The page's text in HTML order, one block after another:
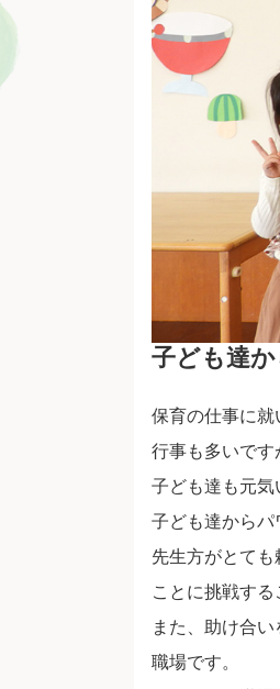
子ども達
保育の仕事に就
行事も多いです
子ども達も元気
子ども達からパ
先生方がとて
ことに挑戦する
また、助け合
職場です。